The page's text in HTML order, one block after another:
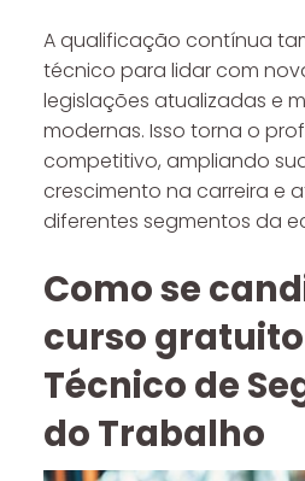
A qualificação contínua
técnico para lidar com
legislações atualizadas e
modernas. Isso torna o
competitivo, ampliando
crescimento na carreira e
diferentes segmentos da
Como se
curso
Técnico de
do Trabalho